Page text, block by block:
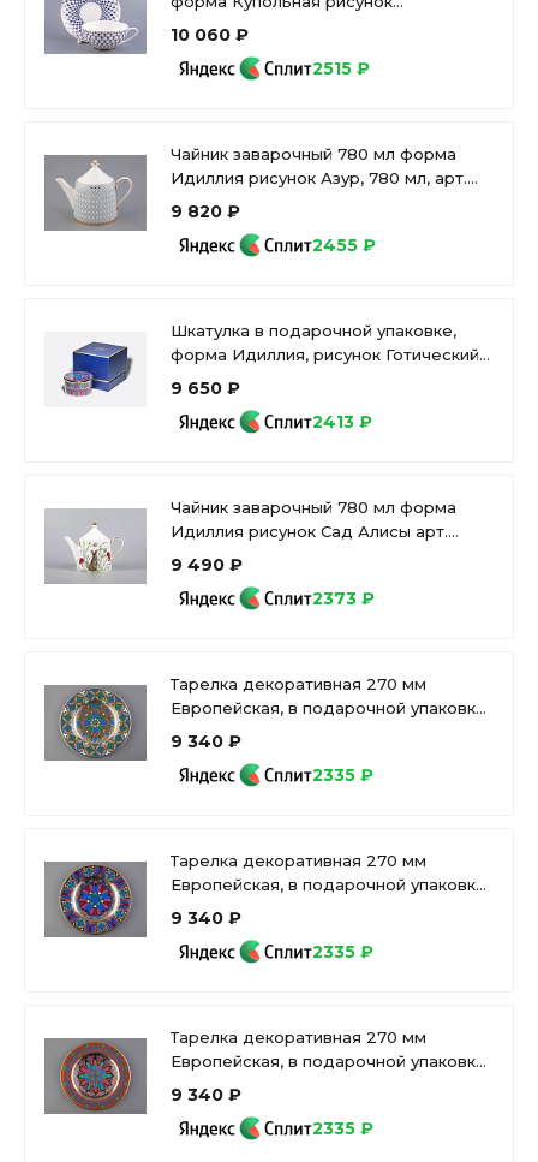
Кобальтовая сетка арт. 81.18456.00.1
10 060 ₽
2515 ₽
Чайник заварочный 780 мл форма
Идиллия рисунок Азур, 780 мл, арт.
80.96960.00.1
9 820 ₽
2455 ₽
Шкатулка в подарочной упаковке,
форма Идиллия, рисунок Готический
7, арт. 81.34170.00.1
9 650 ₽
2413 ₽
Чайник заварочный 780 мл форма
Идиллия рисунок Сад Алисы арт.
80.42107.00.1
9 490 ₽
2373 ₽
Тарелка декоративная 270 мм
Европейская, в подарочной упаковке,
рисунок Готическая 9, арт
9 340 ₽
2335 ₽
Тарелка декоративная 270 мм
Европейская, в подарочной упаковке,
рисунок Готическая 7 арт.
9 340 ₽
2335 ₽
Тарелка декоративная 270 мм
Европейская, в подарочной упаковке,
рисунок Готическая 6 арт.
9 340 ₽
2335 ₽